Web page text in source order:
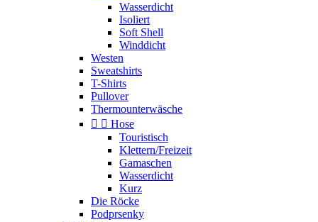
Wasserdicht
Isoliert
Soft Shell
Winddicht
Westen
Sweatshirts
T-Shirts
Pullover
Thermounterwäsche
  Hose
Touristisch
Klettern/Freizeit
Gamaschen
Wasserdicht
Kurz
Die Röcke
Podprsenky